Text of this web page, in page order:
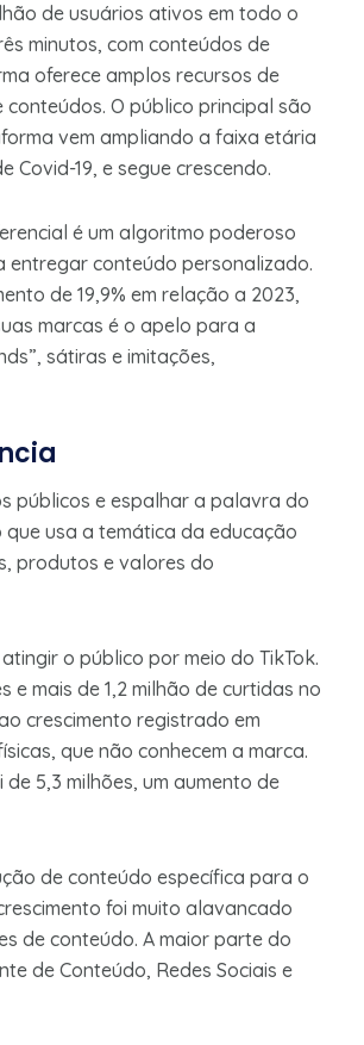
de usuários ativos em todo o
minutos, com conteúdos de
oferece amplos recursos de
O público principal são
vem ampliando a faixa etária
Covid-19, e segue crescendo.
é um algoritmo poderoso
entregar conteúdo personalizado.
de 19,9% em relação a 2023,
marcas é o apelo para a
sátiras e imitações,
públicos e espalhar a palavra do
usa a temática da educação
produtos e valores do
o público por meio do TikTok.
mais de 1,2 milhão de curtidas no
crescimento registrado em
que não conhecem a marca.
5,3 milhões, um aumento de
de conteúdo específica para o
foi muito alavancado
de conteúdo. A maior parte do
de Conteúdo, Redes Sociais e